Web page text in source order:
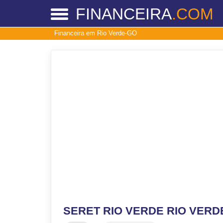
FINANCEIRA.COM
Financeira em Rio Verde-GO
SERET RIO VERDE RIO